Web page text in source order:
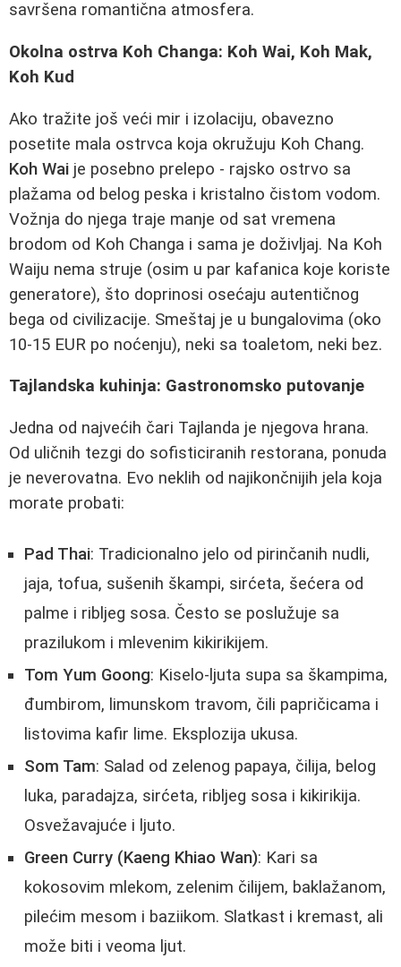
savršena romantična atmosfera.
Okolna ostrva Koh Changa: Koh Wai, Koh Mak,
Koh Kud
Ako tražite još veći mir i izolaciju, obavezno
posetite mala ostrvca koja okružuju Koh Chang.
Koh Wai je posebno prelepo - rajsko ostrvo sa
plažama od belog peska i kristalno čistom vodom.
Vožnja do njega traje manje od sat vremena
brodom od Koh Changa i sama je doživljaj. Na Koh
Waiju nema struje (osim u par kafanica koje koriste
generatore), što doprinosi osećaju autentičnog
bega od civilizacije. Smeštaj je u bungalovima (oko
10-15 EUR po noćenju), neki sa toaletom, neki bez.
Tajlandska kuhinja: Gastronomsko putovanje
Jedna od najvećih čari Tajlanda je njegova hrana.
Od uličnih tezgi do sofisticiranih restorana, ponuda
je neverovatna. Evo neklih od najikončnijih jela koja
morate probati:
Pad Thai: Tradicionalno jelo od pirinčanih nudli,
jaja, tofua, sušenih škampi, sirćeta, šećera od
palme i ribljeg sosa. Često se poslužuje sa
prazilukom i mlevenim kikirikijem.
Tom Yum Goong: Kiselo-ljuta supa sa škampima,
đumbirom, limunskom travom, čili papričicama i
listovima kafir lime. Eksplozija ukusa.
Som Tam: Salad od zelenog papaya, čilija, belog
luka, paradajza, sirćeta, ribljeg sosa i kikirikija.
Osvežavajuće i ljuto.
Green Curry (Kaeng Khiao Wan): Kari sa
kokosovim mlekom, zelenim čilijem, baklažanom,
pilećim mesom i baziikom. Slatkast i kremast, ali
može biti i veoma ljut.